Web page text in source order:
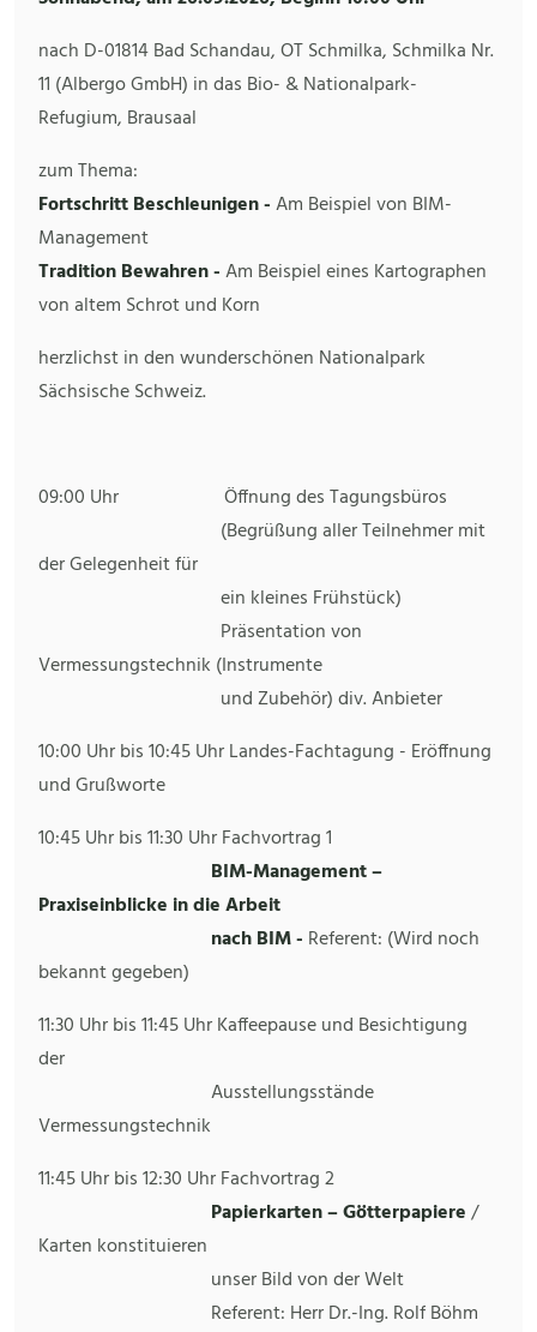
nach D-01814 Bad Schandau, OT Schmilka, Schmilka Nr.
11 (Albergo GmbH) in das Bio- & Nationalpark-
Refugium, Brausaal
zum Thema:
Fortschritt Beschleunigen -Am Beispiel von BIM-
Management
Tradition Bewahren -Am Beispiel eines Kartographen
von altem Schrot und Korn
herzlichst in den wunderschönen Nationalpark
Sächsische Schweiz.
09:00 Uhr Öffnung des Tagungsbüros
(Begrüßung aller Teilnehmer mit
der Gelegenheit für
ein kleines Frühstück)
Präsentation von
Vermessungstechnik (Instrumente
und Zubehör) div. Anbieter
10:00 Uhr bis 10:45 Uhr Landes-Fachtagung - Eröffnung
und Grußworte
10:45 Uhr bis 11:30 Uhr Fachvortrag 1
BIM-Management –
Praxiseinblicke in die Arbeit
nach BIM - Referent: (Wird noch
bekannt gegeben)
11:30 Uhr bis 11:45 Uhr Kaffeepause und Besichtigung
der
Ausstellungsstände
Vermessungstechnik
11:45 Uhr bis 12:30 Uhr Fachvortrag 2
Papierkarten – Götterpapiere/
Karten konstituieren
unser Bild von der Welt
Referent: Herr Dr.-Ing. Rolf Böhm